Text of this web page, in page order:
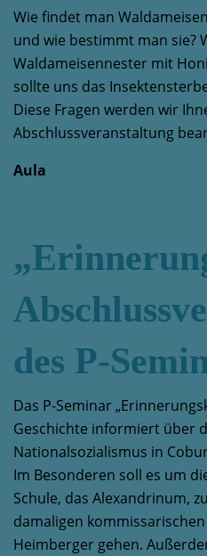
Wie findet man
und wie bestimmt man sie?
Waldameisennester mit
sollte uns das
Diese Fragen werden wir
Abschlussveranstaltung
Aula
des P-
Das P-Seminar
Geschichte informiert über
Nationalsozialismus in
Im Besonderen soll es um
Schule, das Alexandrinum,
damaligen
Heimberger gehen.